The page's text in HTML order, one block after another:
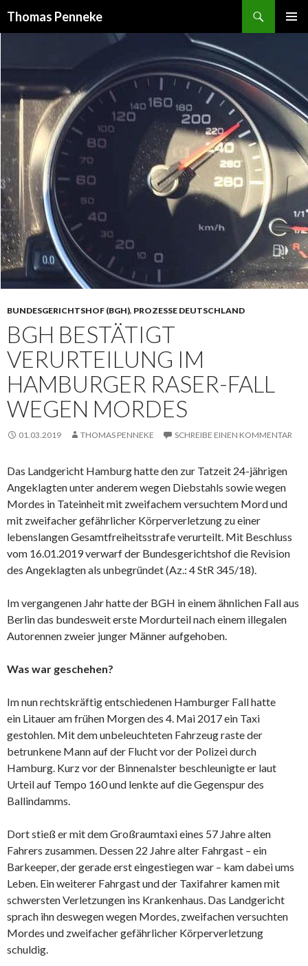
Thomas Penneke
BUNDESGERICHTSHOF (BGH), PROZESSE DEUTSCHLAND
BGH BESTÄTIGT
VERURTEILUNG IM
HAMBURGER RASER-FALL
WEGEN MORDES
01.03.2019 THOMAS PENNEKE SCHREIBE EINEN KOMMENTAR
Das Landgericht Hamburg hatte den zur Tatzeit 24-jährigen
Angeklagten unter anderem wegen Diebstahls sowie wegen
Mordes in Tateinheit mit zweifachem versuchtem Mord und
mit zweifacher gefährlicher Körperverletzung zu einer
lebenslangen Gesamtfreiheitsstrafe verurteilt. Mit Beschluss
vom 16.01.2019 verwarf der Bundesgerichtshof die Revision
des Angeklagten als unbegründet (Az.: 4 StR 345/18).
Im vergangenen Jahr hatte der BGH in einem ähnlichen Fall aus
Berlin das bundesweit erste Mordurteil nach einem illegalen
Autorennen zweier junger Männer aufgehoben.
Was war geschehen?
Im nun rechtskräftig entschiedenen Hamburger Fall hatte
ein Litauer am frühen Morgen des 4. Mai 2017 ein Taxi
gestohlen. Mit dem unbeleuchteten Fahrzeug raste der
betrunkene Mann auf der Flucht vor der Polizei durch
Hamburg. Kurz vor der Binnenalster beschleunigte er laut
Urteil auf Tempo 160 und lenkte auf die Gegenspur des
Ballindamms.
Dort stieß er mit dem Großraumtaxi eines 57 Jahre alten
Fahrers zusammen. Dessen 22 Jahre alter Fahrgast – ein
Barkeeper, der gerade erst eingestiegen war – kam dabei ums
Leben. Ein weiterer Fahrgast und der Taxifahrer kamen mit
schwersten Verletzungen ins Krankenhaus. Das Landgericht
sprach ihn deswegen wegen Mordes, zweifachen versuchten
Mordes und zweifacher gefährlicher Körperverletzung
schuldig.